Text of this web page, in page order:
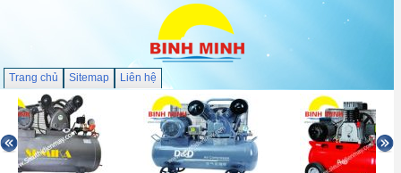
Trang chủ Sitemap Liên hệ